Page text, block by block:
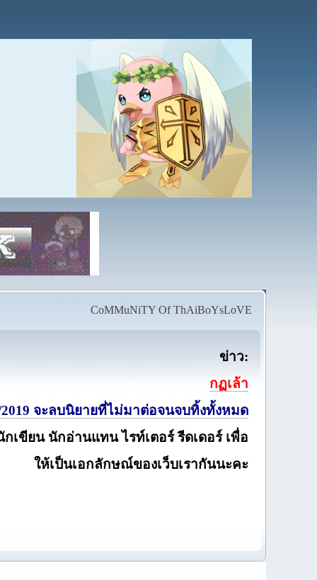
CoMMuNiTY Of ThAiBoYsLoVE
ข่าว:
กฏเล้า
2019 จะลบนิยายที่ไม่มาต่อจนจบทิ้งทั้งหมด
กเขียน นักอ่านแทน ไรท์เตอร์ รีดเดอร์ เพื่อ
ให้เป็นเอกลักษณ์ของเว็บเรากันนะคะ